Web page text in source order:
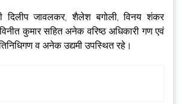
जावलकर, शैलेश बगोली, विनय शंकर
कुमार सहित अनेक वरिष्ठ अधिकारी गण एवं
व अनेक उद्यमी उपस्थित रहे।